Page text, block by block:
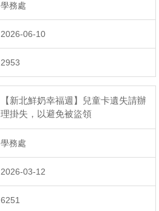
學務處
2026-06-10
2953
【新北鮮奶幸福週】兒童卡遺失請辦
理掛失，以避免被盜領
學務處
2026-03-12
6251